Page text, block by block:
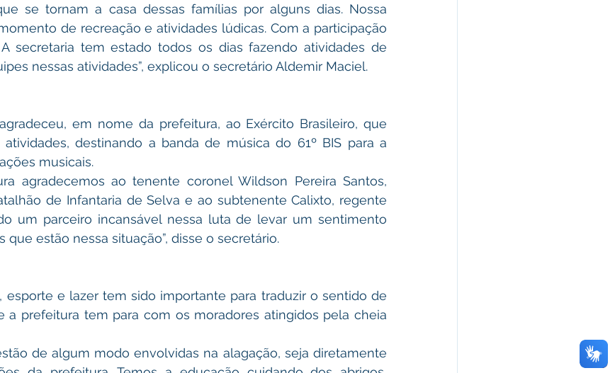
se tornam a casa dessas famílias por alguns dias. Nossa
de recreação e atividades lúdicas. Com a participação
secretaria tem estado todos os dias fazendo atividades de
nessas atividades”, explicou o secretário Aldemir Maciel.
em nome da prefeitura, ao Exército Brasileiro, que
destinando a banda de música do 61º BIS para a
musicais.
agradecemos ao tenente coronel Wildson Pereira Santos,
de Infantaria de Selva e ao subtenente Calixto, regente
um parceiro incansável nessa luta de levar um sentimento
que estão nessa situação”, disse o secretário.
esporte e lazer tem sido importante para traduzir o sentido de
a prefeitura tem para com os moradores atingidos pela cheia
de algum modo envolvidas na alagação, seja diretamente